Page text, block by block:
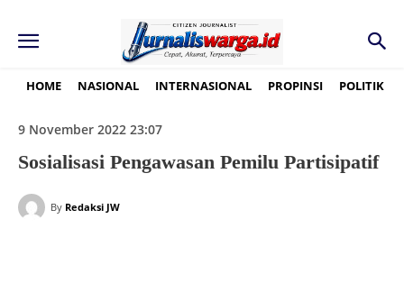
HOME NASIONAL INTERNASIONAL PROPINSI POLITIK
9 November 2022 23:07
Sosialisasi Pengawasan Pemilu Partisipatif
By Redaksi JW